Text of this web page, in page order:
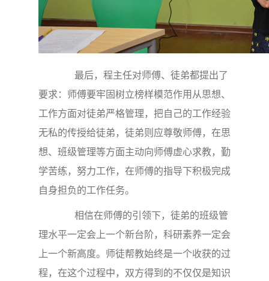
最后，程主任对师傅、徒弟都提出了
要求：师傅要牢固树立榜样模范作用从思想、
工作方面对徒弟严格管理，把自己的工作经验
无私的传授给徒弟，徒弟则应尊敬师傅，在思
想、班级管理等方面主动向师傅虚心求教，勤
学苦练，努力工作，在师傅的指导下积极完成
自身担负的工作任务。
相信在师傅的引领下，徒弟的班级管
理水平一定会上一个新台阶，科研素养一定会
上一个新高度。师徒帮教始终是一个收获的过
程，在这个过程中，双方得到的不仅仅是知识